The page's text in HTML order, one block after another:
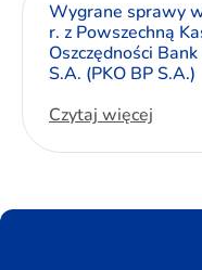
Wygrane sprawy
r. z Powszechną
Oszczędności
S.A. (PKO BP S.A.)
Czytaj więcej